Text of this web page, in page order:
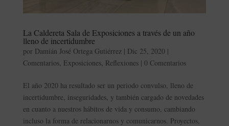
La Caldereta Sala de Exposiciones a través de un año
lleno de incertidumbre
por Damián José Ortega Gutiérrez | Dic 25, 2020|
Comentarios, Exposiciones, Reflexiones| 0 Comentarios
El año 2020 ha resultado ser un periodo convulso, lleno de
incertidumbre, inseguridades, y también cargado de novedades
en cuanto a nuestros hábitos de vida y consumo, cambiando
incluso la forma de relacionarnos y comunicarnos. Proyectos,